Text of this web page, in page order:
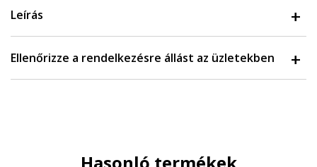
Leírás
Ellenőrizze a rendelkezésre állást az üzletekben